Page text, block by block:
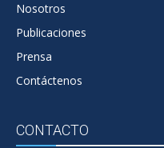
Nosotros
Publicaciones
Prensa
Contáctenos
CONTACTO